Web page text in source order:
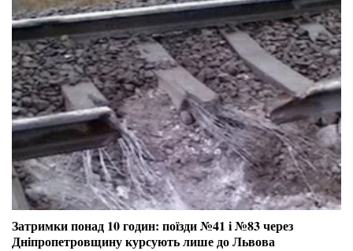
Затримки понад 10 годин: поїзди №41 і №83 через
Дніпропетровщину курсують лише до Львова